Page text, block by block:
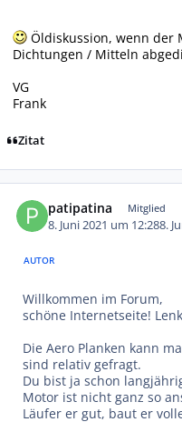
Öldiskussion, wenn der
Dichtungen / Mitteln
VG
Frank
Zitat
patipatina Mitglied
8. Juni 2021 um 12:288.
AUTOR
Willkommen im Forum,
schöne Internetseite!
Die Aero Planken kann
sind relativ gefragt.
Du bist ja schon
Motor ist nicht ganz so
Läufer er gut, baut er